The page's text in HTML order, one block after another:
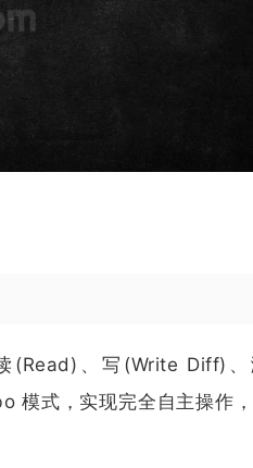
(Read)、写(Write Diff)、
模式，实现完全自主操作